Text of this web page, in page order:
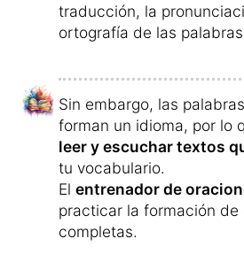
traducción, la
ortografía de las
Sin embargo, las
forman un idioma, por lo
leer y escuchar textos
tu vocabulario.
El entrenador de
practicar la formación de
completas.